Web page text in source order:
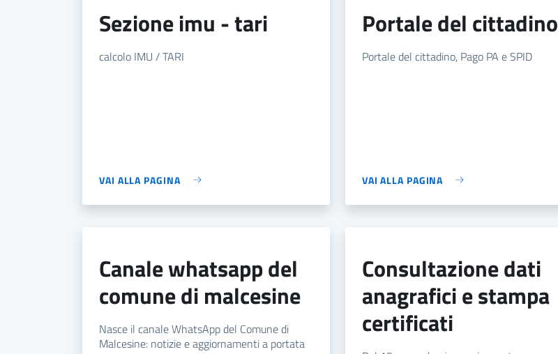
sezione imu - tari
calcolo IMU / TARI
VAI ALLA PAGINA
portale del cittadino
Portale del cittadino, Pago PA e SPID
VAI ALLA PAGINA
canale whatsapp del
comune di malcesine
Nasce il canale WhatsApp del Comune di
Malcesine: notizie e aggiornamenti a portata
consultazione dati
anagrafici e stampa
certificati